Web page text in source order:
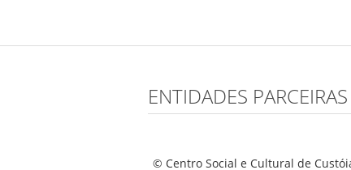
ENTIDADES
© Centro Social e Cultural de